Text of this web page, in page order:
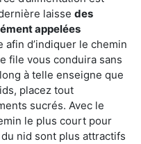
laisse des
appelées
afin d’indiquer le chemin
file vous conduira sans
à telle enseigne que
placez tout
sucrés. Avec le
le plus court pour
nid sont plus attractifs